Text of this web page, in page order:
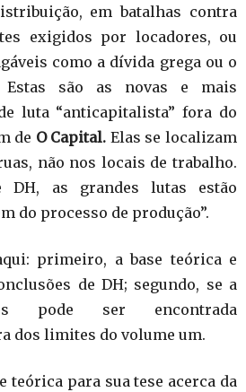
em batalhas contra
exigidos por locadores, ou
como a dívida grega ou o
Estas são as novas e mais
luta “anticapitalista” fora do
de O Capital. Elas se localizam
não nos locais de trabalho.
DH, as grandes lutas estão
do processo de produção”.
primeiro, a base teórica e
de DH; segundo, se a
pode ser encontrada
dos limites do volume um.
teórica para sua tese acerca da